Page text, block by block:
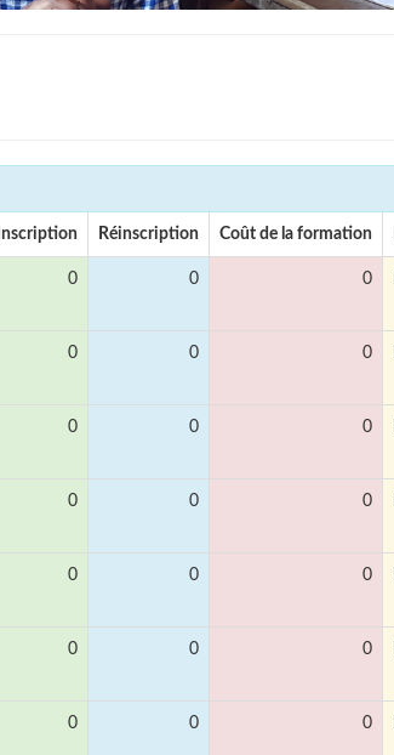
Inscription Réinscription Coût de la formation
0 0 0
0 0 0
0 0 0
0 0 0
0 0 0
0 0 0
0 0 0